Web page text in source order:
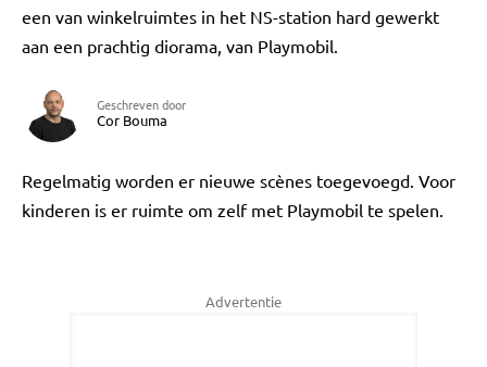
een van winkelruimtes in het NS-station hard gewerkt
aan een prachtig diorama, van Playmobil.
Geschreven door
Cor Bouma
Regelmatig worden er nieuwe scènes toegevoegd. Voor
kinderen is er ruimte om zelf met Playmobil te spelen.
Advertentie